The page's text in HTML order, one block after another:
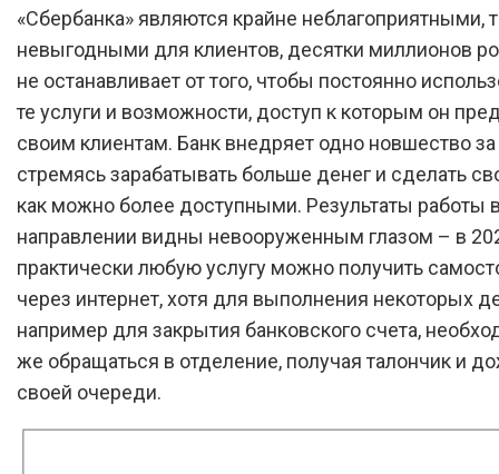
«Сбербанка» являются крайне неблагоприятными,
невыгодными для клиентов, десятки миллионов
не останавливает от того, чтобы постоянно
те услуги и возможности, доступ к которым он
своим клиентам. Банк внедряет одно новшество
стремясь зарабатывать больше денег и сделать
как можно более доступными. Результаты работы
направлении видны невооруженным глазом – в
практически любую услугу можно получить
через интернет, хотя для выполнения некоторых
например для закрытия банковского счета,
же обращаться в отделение, получая талончик и
своей очереди.